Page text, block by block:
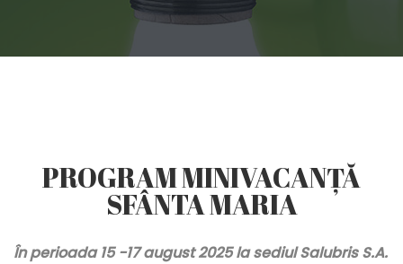
PROGRAM MINIVACANȚĂ
SFÂNTA MARIA
În perioada 15 -17 august 2025 la sediul Salubris S.A.